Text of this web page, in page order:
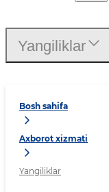
Bosh sahifa
Axborot xizmati
Yangiliklar
Yangiliklar